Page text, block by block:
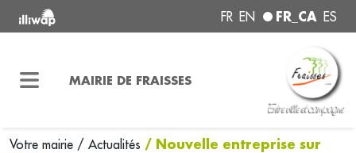
FR EN FR_CA ES
MAIRIE DE FRAISSES
Votre mairie / Actualités / Nouvelle entreprise sur